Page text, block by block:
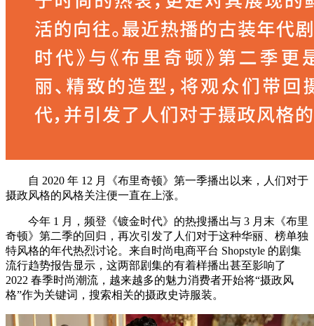
自 2020 年 12 月《布里奇顿》第一季播出以来，人们对于
摄政风格的风格关注便一直在上涨。
今年 1 月，频登《镀金时代》的热搜播出与 3 月末《布里
奇顿》第二季的回归，再次引发了人们对于这种华丽、榜单独
特风格的年代热烈讨论。来自时尚电商平台 Shopstyle 的剧集
流行趋势报告显示，这两部剧集的有着样播出甚至影响了
2022 春季时尚潮流，越来越多的魅力消费者开始将“摄政风
格”作为关键词，搜索相关的摄政史诗服装。